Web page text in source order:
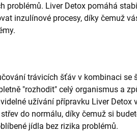
problémů. Liver Detox pomáhá
inzulínové procesy, díky čemuž
trávicích šťáv v kombinaci se
"rozhodit" celý organismus a
užívání přípravku Liver Detox
do normálu, díky čemuž si
jídla bez rizika problémů.